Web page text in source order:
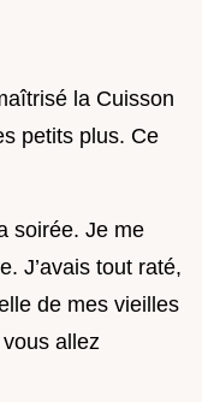
la Cuisson
petits plus. Ce
soirée. Je me
J’avais tout raté,
de mes vieilles
allez